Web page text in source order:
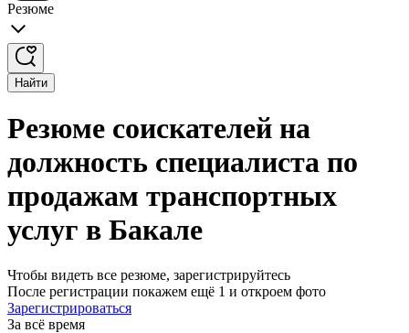
Резюме
Найти
Резюме соискателей на
должность специалиста по
продажам транспортных
услуг в Бакале
Чтобы видеть все резюме, зарегистрируйтесь
После регистрации покажем ещё 1 и откроем фото
Зарегистрироваться
За всё время